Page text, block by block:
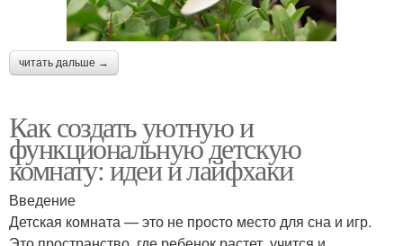
читать дальше →
Как создать уютную и
функциональную детскую
комнату: идеи и лайфхаки
Введение
Детская комната — это не просто место для сна и игр.